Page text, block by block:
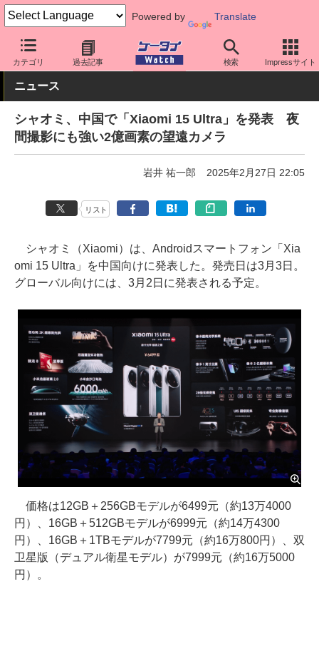
Powered by Translate
カテゴリ 過去記事 検索 Impressサイト
ケータイ Watch OS Android シャオミ
ニュース
シャオミ、中国で「Xiaomi 15 Ultra」を発表 夜
間撮影にも強い2億画素の望遠カメラ
岩井 祐一郎 2025年2月27日 22:05
リスト
シャオミ（Xiaomi）は、Androidスマートフォン「Xia
omi 15 Ultra」を中国向けに発表した。発売日は3月3日。
グローバル向けには、3月2日に発表される予定。
価格は12GB＋256GBモデルが6499元（約13万4000
円）、16GB＋512GBモデルが6999元（約14万4300
円）、16GB＋1TBモデルが7799元（約16万800円）、双
卫星版（デュアル衛星モデル）が7999元（約16万5000
円）。